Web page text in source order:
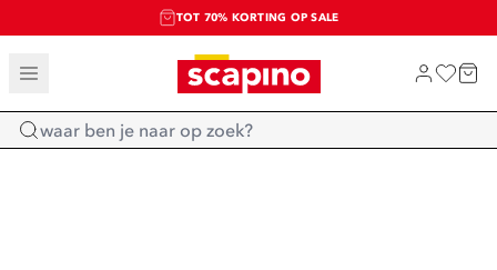
TOT 70% KORTING OP SALE
SALE: LAATSTE KANS!
SHOP NIEUW
Home